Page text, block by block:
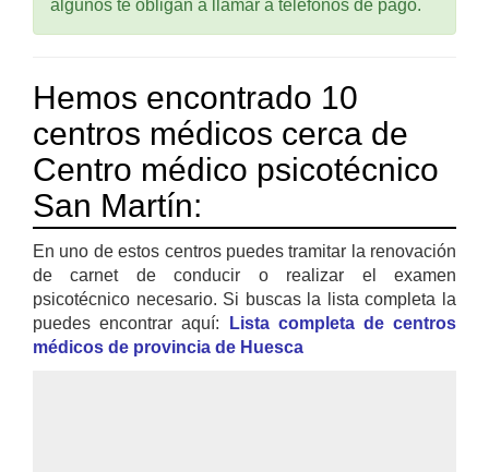
algunos te obligan a llamar a teléfonos de pago.
Hemos encontrado 10
centros médicos cerca de
Centro médico psicotécnico
San Martín:
En uno de estos centros puedes tramitar la renovación
de carnet de conducir o realizar el examen
psicotécnico necesario. Si buscas la lista completa la
puedes encontrar aquí:
Lista completa de centros
médicos de provincia de Huesca